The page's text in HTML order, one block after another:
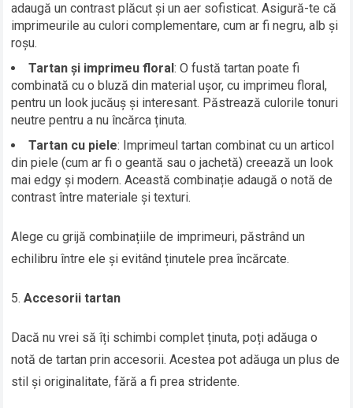
adaugă un contrast plăcut și un aer sofisticat. Asigură-te că
imprimeurile au culori complementare, cum ar fi negru, alb și
roșu.
Tartan și imprimeu floral: O fustă tartan poate fi
combinată cu o bluză din material ușor, cu imprimeu floral,
pentru un look jucăuș și interesant. Păstrează culorile tonuri
neutre pentru a nu încărca ținuta.
Tartan cu piele: Imprimeul tartan combinat cu un articol
din piele (cum ar fi o geantă sau o jachetă) creează un look
mai edgy și modern. Această combinație adaugă o notă de
contrast între materiale și texturi.
Alege cu grijă combinațiile de imprimeuri, păstrând un
echilibru între ele și evitând ținutele prea încărcate.
Accesorii tartan
Dacă nu vrei să îți schimbi complet ținuta, poți adăuga o
notă de tartan prin accesorii. Acestea pot adăuga un plus de
stil și originalitate, fără a fi prea stridente.